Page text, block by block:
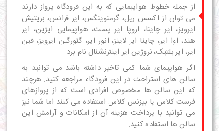
از جمله خطوط هواپیمایی که به این فرودگاه پرواز دارند
می توان از اکسس ریل، گرمنوینگس، ایر فرانس، بریتیش
ایرویز، ایر چاینا، اروپا ایر پست، هواپیمایی ایژین، ایر
هند، اوا ایر، چاینا ایر لاینز، انور ایر، گئورگین ایرویز، فین
ایر، ایر بلتیک، نروژین ایر اینترنشنال نام برد.
اگر هواپیمای شما کمی تاخیر داشته باشد می توانید به
سالن های استراحت در این فرودگاه مراجعه کنید. هرچند
که این سالن ها مخصوص افرادی است که از پروازهای
فرست کلاس یا بیزنس کلاس استفاده می کنند اما شما نیز
می توانید با پرداخت هزینه آن از امکانات و آرامش این
سالن ها استفاده کنید.